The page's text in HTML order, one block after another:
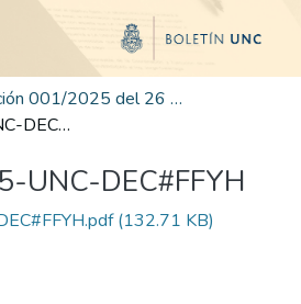
Edición 001/2025 del 26 de mayo de 2025
RD-2025-315-UNC-DEC#FFYH
UNC-DEC#FFYH
(132.71 KB)